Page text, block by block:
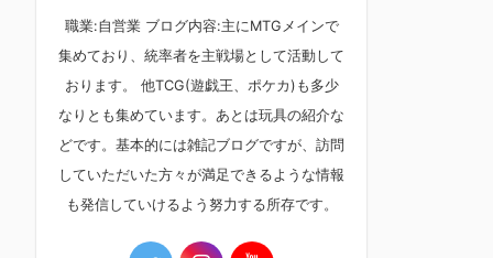
職業:自営業 ブログ内容:主にMTGメインで
集めており、統率者を主戦場として活動して
おります。 他TCG(遊戯王、ポケカ)も多少
なりとも集めています。あとは玩具の紹介な
どです。基本的には雑記ブログですが、訪問
していただいた方々が満足できるような情報
も発信していけるよう努力する所存です。